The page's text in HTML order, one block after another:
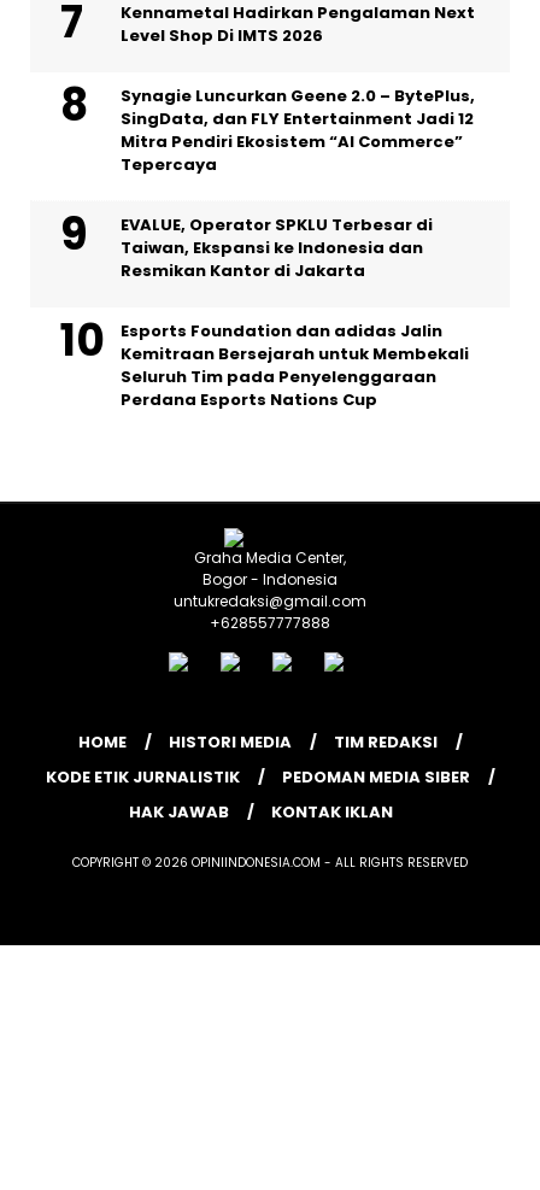
Kennametal Hadirkan Pengalaman Next
Level Shop Di IMTS 2026
Synagie Luncurkan Geene 2.0 – BytePlus,
SingData, dan FLY Entertainment Jadi 12
Mitra Pendiri Ekosistem “AI Commerce”
Tepercaya
EVALUE, Operator SPKLU Terbesar di
Taiwan, Ekspansi ke Indonesia dan
Resmikan Kantor di Jakarta
Esports Foundation dan adidas Jalin
Kemitraan Bersejarah untuk Membekali
Seluruh Tim pada Penyelenggaraan
Perdana Esports Nations Cup
Graha Media Center,
Bogor - Indonesia
untukredaksi@gmail.com
+628557777888
HOME HISTORI MEDIA
TIM REDAKSI
KODE ETIK JURNALISTIK
PEDOMAN MEDIA SIBER
HAK JAWAB
KONTAK IKLAN
COPYRIGHT © 2026 OPINIINDONESIA.COM - ALL RIGHTS RESERVED